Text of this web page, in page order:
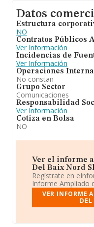
Datos
Estructura
NO
Contratos Públicos
Ver Información
Incidencias de
Ver Información
Operaciones
No constan
Grupo Sector
Comunicaciones
Responsabilidad
Ver Información
Cotiza en Bolsa
NO
Ver el informe
Del Baix Nord
Regístrate en
Informe Ampliado
VER INFORME